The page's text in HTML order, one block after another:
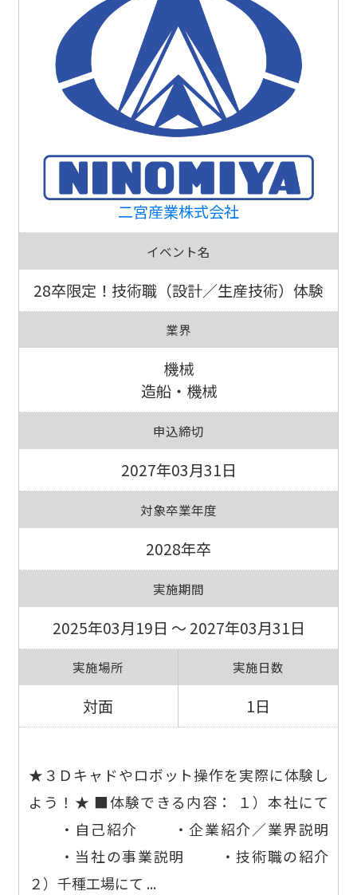
二宮産業株式会社
イベント名
28卒限定！技術職（設計／生産技術）体験
業界
機械
造船・機械
申込締切
2027年03月31日
対象卒業年度
2028年卒
実施期間
2025年03月19日 ～ 2027年03月31日
実施場所
対面
実施日数
1日
★３Ｄキャドやロボット操作を実際に体験し
よう！★ ■体験できる内容： １）本社にて
・自己紹介 ・企業紹介／業界説明
・当社の事業説明 ・技術職の紹介
２）千種工場にて ...